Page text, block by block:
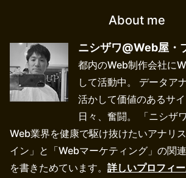
About me
ニシザワ@Web屋・
都内のWeb制作会社に
して活動中。 データア
活かして価値のあるサ
日々、奮闘。 「ニシザ
Web業界を健康で駆け抜けたいアナリ
イン」と「Webマーケティング」の関
を書きためています。 詳しいプロフィ